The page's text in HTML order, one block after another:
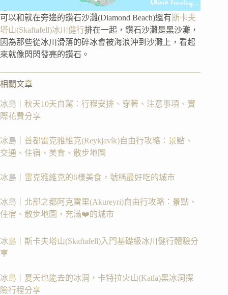
可以和就在旁邊的鑽石沙灘(Diamond Beach)還有斯卡夫
塔山(Skaftafell)冰川健行排在一起，鑽石沙灘是黑沙灘，
因為那些從冰川滑落的碎冰會被海浪沖到沙灘上，看起
來就像閃閃發亮的鑽石。
相關文章
冰島｜秋天10天自駕：行程安排、穿著、注意事項、實
際花費分享
冰島｜首都雷克雅維克(Reykjavík)自由行攻略：景點、
交通、住宿、美食、散步地圖
冰島｜雷克雅維克的6樣美食，號稱最好吃的城市
冰島｜北部之都阿克雷里(Akureyri)自由行攻略：景點、
住宿、散步地圖，充滿❤️的城市
冰島｜斯卡夫塔山(Skaftafell)入門基礎級冰川健行體驗分
享
冰島｜夏天也能去的冰洞，卡特拉火山(Katla)黑冰洞探
險行程分享